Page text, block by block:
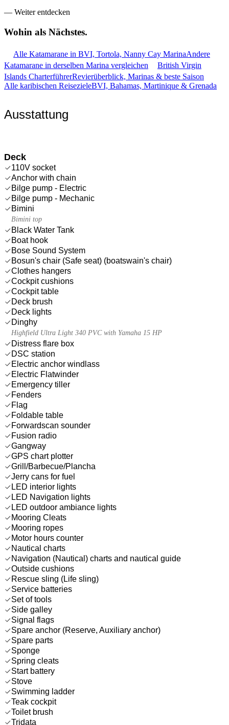
— Weiter entdecken
Wohin als Nächstes.
Alle Katamarane in BVI, Tortola, Nanny Cay MarinaAndere
Katamarane in derselben Marina vergleichen
British Virgin
Islands CharterführerRevierüberblick, Marinas & beste Saison
Alle karibischen ReisezieleBVI, Bahamas, Martinique & Grenada
Ausstattung
Deck
110V socket
Anchor with chain
Bilge pump - Electric
Bilge pump - Mechanic
Bimini
Bimini top
Black Water Tank
Boat hook
Bose Sound System
Bosun's chair (Safe seat) (boatswain's chair)
Clothes hangers
Cockpit cushions
Cockpit table
Deck brush
Deck lights
Dinghy
Highfield Ultra Light 340 PVC with Yamaha 15 HP
Distress flare box
DSC station
Electric anchor windlass
Electric Flatwinder
Emergency tiller
Fenders
Flag
Foldable table
Forwardscan sounder
Fusion radio
Gangway
GPS chart plotter
Grill/Barbecue/Plancha
Jerry cans for fuel
LED interior lights
LED Navigation lights
LED outdoor ambiance lights
Mooring Cleats
Mooring ropes
Motor hours counter
Nautical charts
Navigation (Nautical) charts and nautical guide
Outside cushions
Rescue sling (Life sling)
Service batteries
Set of tools
Side galley
Signal flags
Spare anchor (Reserve, Auxiliary anchor)
Spare parts
Sponge
Spring cleats
Start battery
Stove
Swimming ladder
Teak cockpit
Toilet brush
Tridata